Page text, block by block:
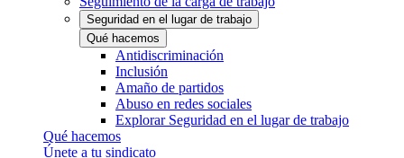
Seguridad en el lugar de trabajo
Qué hacemos
Antidiscriminación
Inclusión
Amaño de partidos
Abuso en redes sociales
Explorar Seguridad en el lugar de trabajo
Qué hacemos
Únete a tu sindicato